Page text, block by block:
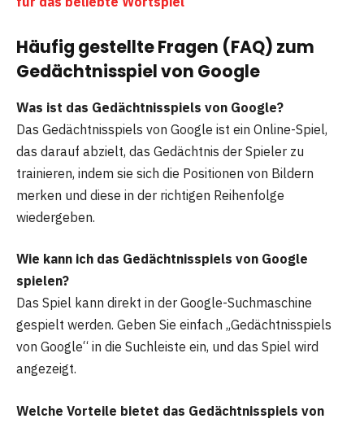
Häufig gestellte Fragen (FAQ) zum
Gedächtnisspiel von Google
Was ist das Gedächtnisspiels von Google?
Das Gedächtnisspiels von Google ist ein Online-Spiel,
das darauf abzielt, das Gedächtnis der Spieler zu
trainieren, indem sie sich die Positionen von Bildern
merken und diese in der richtigen Reihenfolge
wiedergeben.
Wie kann ich das Gedächtnisspiels von Google
spielen?
Das Spiel kann direkt in der Google-Suchmaschine
gespielt werden. Geben Sie einfach „Gedächtnisspiels
von Google“ in die Suchleiste ein, und das Spiel wird
angezeigt.
Welche Vorteile bietet das Gedächtnisspiels von